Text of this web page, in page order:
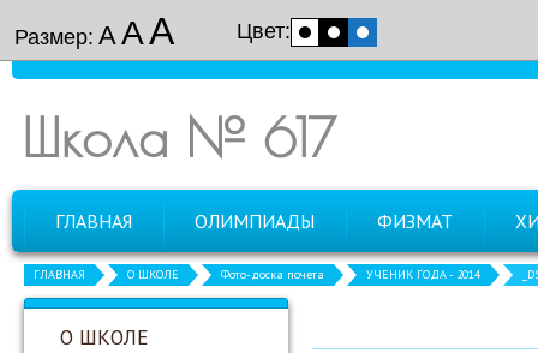
Размер: ААА Цвет:
Школа № 617
ГЛАВНАЯ ОЛИМПИАДЫ ФИЗМАТ
ГЛАВНАЯ О ШКОЛЕ Фото-доска почета УЧЕНИК ГОДА - 2014
О ШКОЛЕ